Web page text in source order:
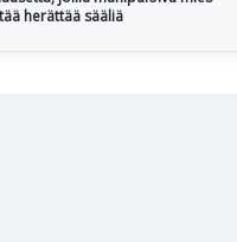
herättää sääliä